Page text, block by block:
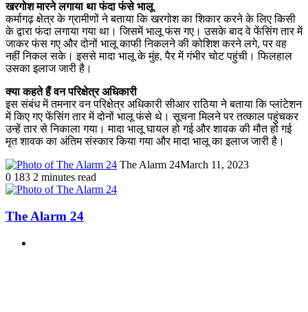
खरगोश मारने लगाया था फंदा फंसे भालू
कर्मागढ़ क्षेत्र के ग्रामीणों ने बताया कि खरगोश का शिकार करने के लिए किसी
के द्वारा फंदा लगाया गया था। जिसमें भालू फंस गए। उसके बाद वे फेंसिंग तार में
जाकर फंस गए और दोनों भालू काफी निकलने की कोशिश करने लगे, पर वह
नहीं निकल सके। इससे मादा भालू के मुंह, पैर में गंभीर चोट पहुंची। फिलहाल
उसका इलाज जारी है।
क्या कहते हैं वन परिक्षेत्र अधिकारी
इस संबंध में तमनार वन परिक्षेत्र अधिकारी सीआर राठिया ने बताया कि प्लांटेशन
में किए गए फेंसिंग तार में दोनों भालू फंसे थे। सूचना मिलने पर तत्काल पहुंचकर
उन्हें तार से निकाला गया। मादा भालू घायल हो गई और शावक की मौत हो गई
मृत शावक का अंतिम संस्कार किया गया और मादा भालू का इलाज जारी है।
The Alarm 24March 11, 2023
0 183 2 minutes read
The Alarm 24